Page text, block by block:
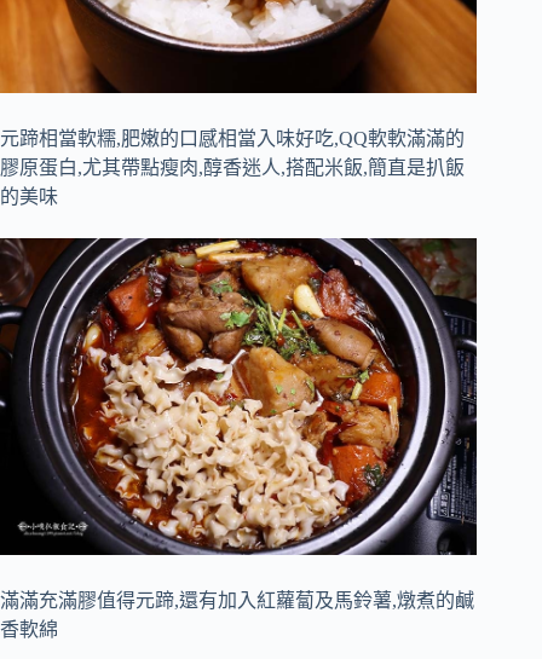
元蹄相當軟糯,肥嫩的口感相當入味好吃,QQ軟軟滿滿的
膠原蛋白,尤其帶點瘦肉,醇香迷人,搭配米飯,簡直是扒飯
的美味
滿滿充滿膠值得元蹄,還有加入紅蘿蔔及馬鈴薯,燉煮的鹹
香軟綿